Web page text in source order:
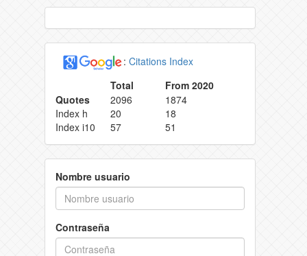
: Citations Index
Total
From 2020
Quotes
2096
1874
Index h
20
18
Index i10
57 51
Nombre usuario
Contraseña